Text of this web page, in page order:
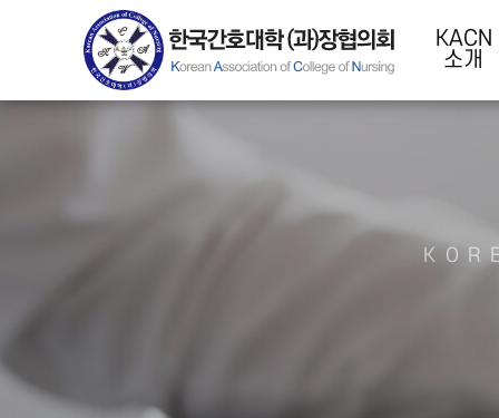
KACN
소개